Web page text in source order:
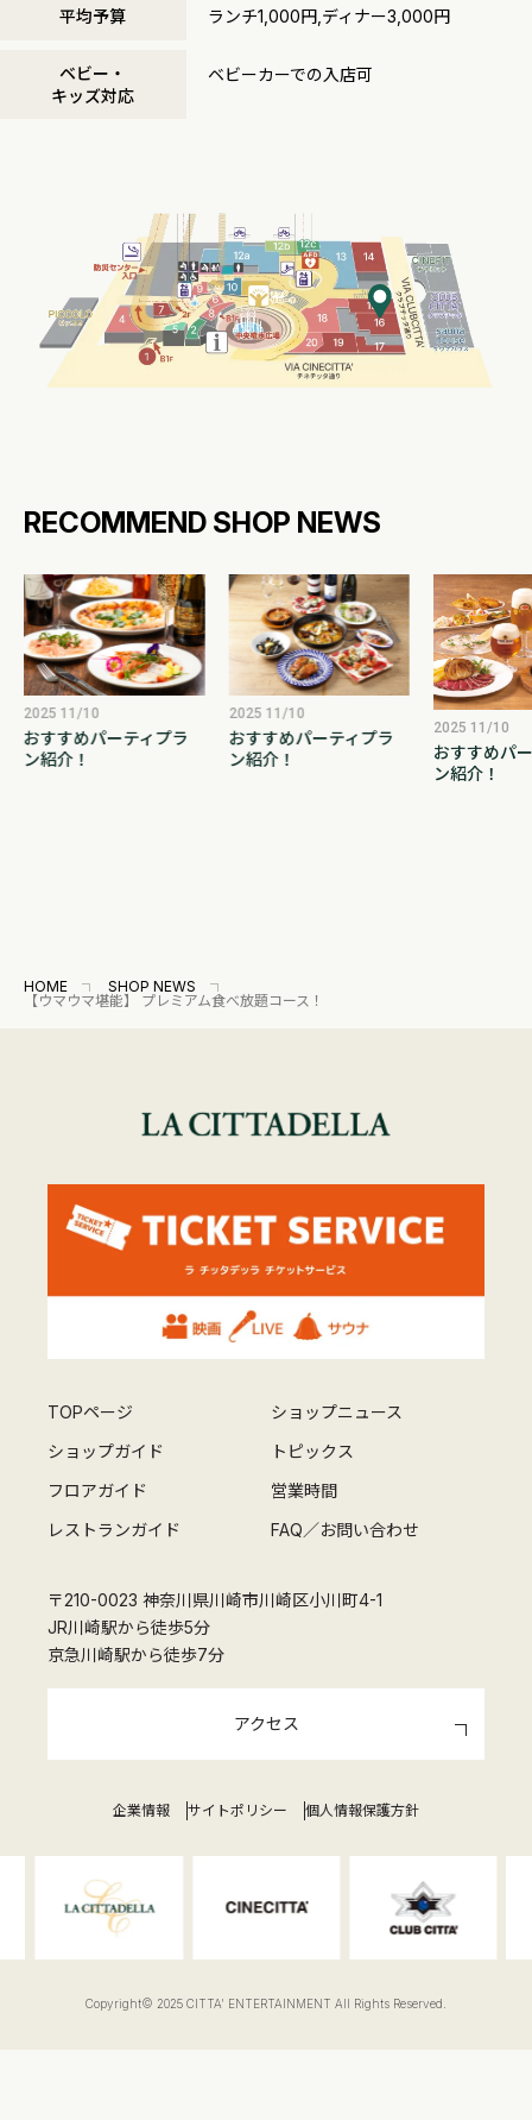
平均予算 ランチ1,000円,ディナー3,000円
ベビー・
キッズ対応
ベビーカーでの入店可
RECOMMEND SHOP NEWS
2025 11/10
おすすめパーティプラ
ン紹介！
2025 11/10
おすすめパーティプラ
ン紹介！
2025 11/10
おすすめパ
ン紹介！
HOME
SHOP NEWS
【ウマウマ堪能】 プレミアム食べ放題コース！
TOPページ
ショップニュース
ショップガイド
トピックス
フロアガイド
営業時間
レストランガイド
FAQ／お問い合わせ
〒210-0023 神奈川県川崎市川崎区小川町4-1
JR川崎駅から徒歩5分
京急川崎駅から徒歩7分
アクセス
企業情報 サイトポリシー 個人情報保護方針
Copyright© 2025 CITTA' ENTERTAINMENT All Rights Reserved.